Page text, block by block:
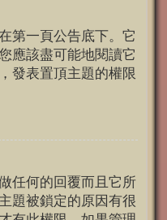
第一頁公告底下。它
應該盡可能地閱讀它
發表置頂主題的權限
任何的回覆而且它所
題被鎖定的原因有很